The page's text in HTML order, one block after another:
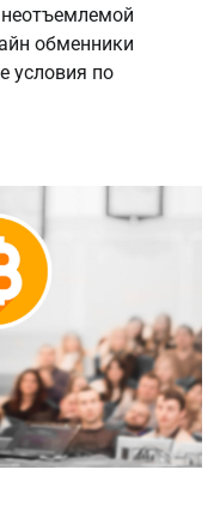
обменники
условия по